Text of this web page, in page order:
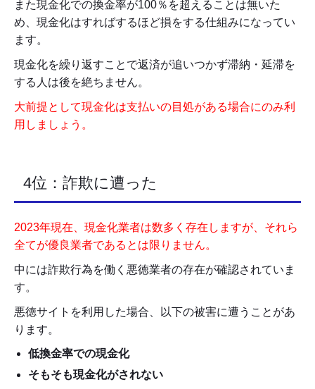
また現金化での換金率が100％を超えることは無いた
め、現金化はすればするほど損をする仕組みになってい
ます。
現金化を繰り返すことで返済が追いつかず滞納・延滞を
する人は後を絶ちません。
大前提として現金化は支払いの目処がある場合にのみ利
用しましょう。
4位：詐欺に遭った
2023年現在、現金化業者は数多く存在しますが、それら
全てが優良業者であるとは限りません。
中には詐欺行為を働く悪徳業者の存在が確認されていま
す。
悪徳サイトを利用した場合、以下の被害に遭うことがあ
ります。
低換金率での現金化
そもそも現金化がされない